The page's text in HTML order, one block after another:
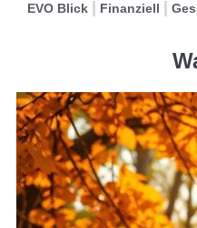
EVO Blick Finanziell